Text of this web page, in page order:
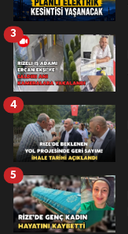
3
4
5